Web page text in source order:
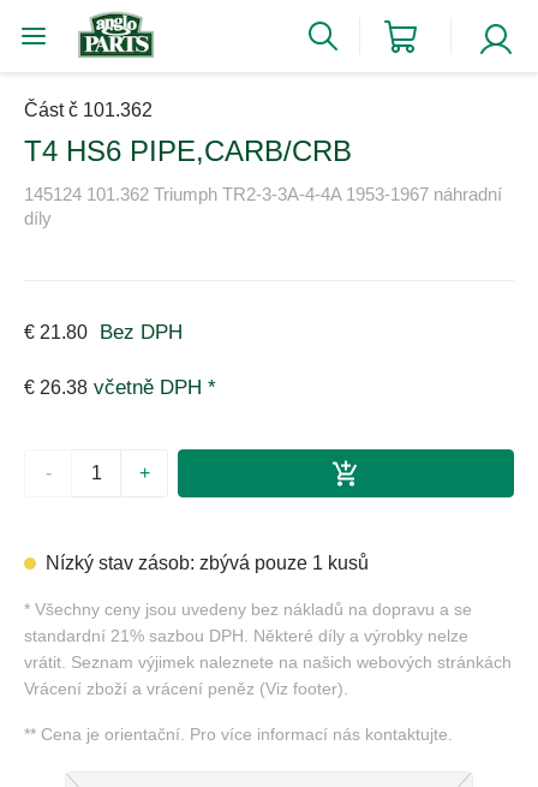
Část č 101.362
T4 HS6 PIPE,CARB/CRB
145124 101.362 Triumph TR2-3-3A-4-4A 1953-1967 náhradní
díly
€ 21.80 Bez DPH
€ 26.38 včetně DPH *
- +
Nízký stav zásob: zbývá pouze 1 kusů
* Všechny ceny jsou uvedeny bez nákladů na dopravu a se
standardní 21% sazbou DPH. Některé díly a výrobky nelze
vrátit. Seznam výjimek naleznete na našich webových stránkách
Vrácení zboží a vrácení peněz (Viz footer).
** Cena je orientační. Pro více informací nás kontaktujte.